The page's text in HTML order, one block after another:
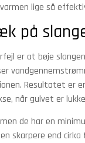
lige så
på
er at bøje
Resultatet er
når gulvet er
de har en
skarpere end cirka